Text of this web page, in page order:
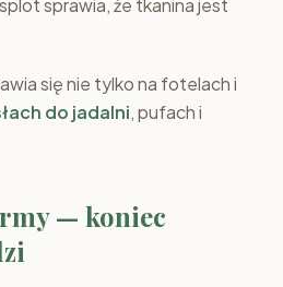
sprawia, że tkanina jest
się nie tylko na fotelach i
do jadalni, pufach i
— koniec